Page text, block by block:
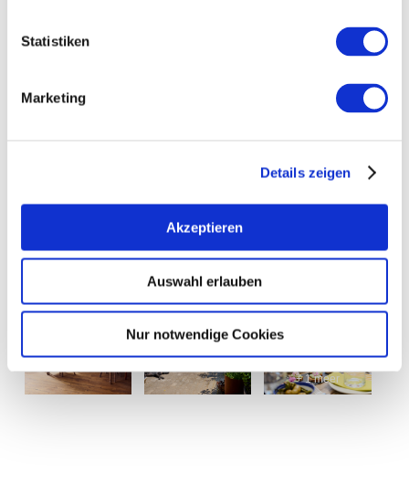
Statistiken
Marketing
Details zeigen
Akzeptieren
Auswahl erlauben
Nur notwendige Cookies
+ 1 meer